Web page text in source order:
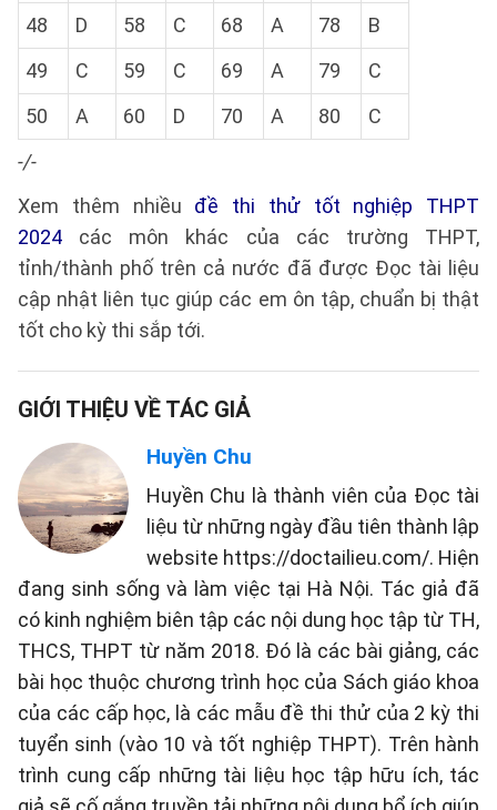
48
D 58 C 68 A 78
B
49
C 59 C 69 A 79
C
50
A 60 D 70 A 80
C
-/-
Xem thêm nhiều đề thi thử tốt nghiệp THPT
2024 các môn khác của các trường THPT,
tỉnh/thành phố trên cả nước đã được Đọc tài liệu
cập nhật liên tục giúp các em ôn tập, chuẩn bị thật
tốt cho kỳ thi sắp tới.
GIỚI THIỆU VỀ TÁC GIẢ
Huyền Chu
Huyền Chu là thành viên của Đọc tài
liệu từ những ngày đầu tiên thành lập
website https://doctailieu.com/. Hiện
đang sinh sống và làm việc tại Hà Nội. Tác giả đã
có kinh nghiệm biên tập các nội dung học tập từ TH,
THCS, THPT từ năm 2018. Đó là các bài giảng, các
bài học thuộc chương trình học của Sách giáo khoa
của các cấp học, là các mẫu đề thi thử của 2 kỳ thi
tuyển sinh (vào 10 và tốt nghiệp THPT). Trên hành
trình cung cấp những tài liệu học tập hữu ích, tác